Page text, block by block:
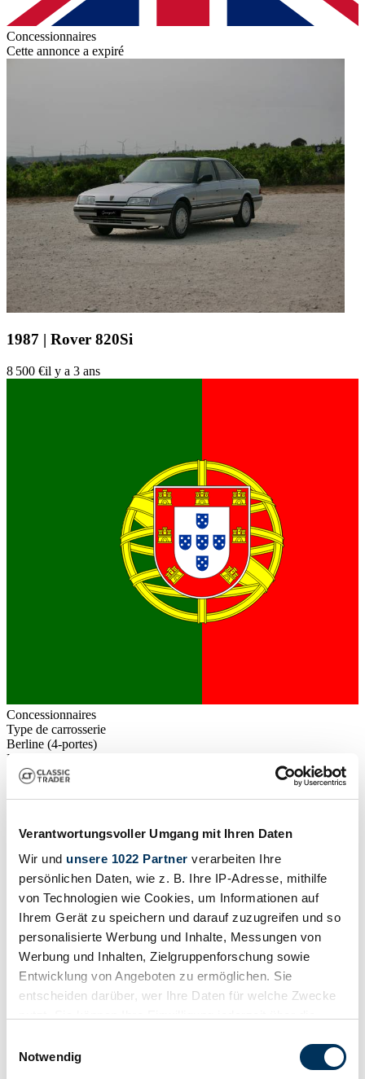
Verantwortungsvoller Umgang mit Ihren Daten
Wir und unsere 1022 Partner verarbeiten Ihre
persönlichen Daten, wie z. B. Ihre IP-Adresse, mithilfe
von Technologien wie Cookies, um Informationen auf
Ihrem Gerät zu speichern und darauf zuzugreifen und so
personalisierte Werbung und Inhalte, Messungen von
Werbung und Inhalten, Zielgruppenforschung sowie
Entwicklung von Angeboten zu ermöglichen. Sie
entscheiden darüber, wer Ihre Daten für welche Zwecke
Trigger Symbol ändern oder widerrufen
Notwendig
Concessionnaires
Cette annonce a expiré
1987 | Rover 820Si
8 500 €il y a 3 ans
Concessionnaires
Type de carrosserie
Berline (4-portes)
Kilométrage (lire)
10 000 km
Puissance (kW/CV)
103 / 140